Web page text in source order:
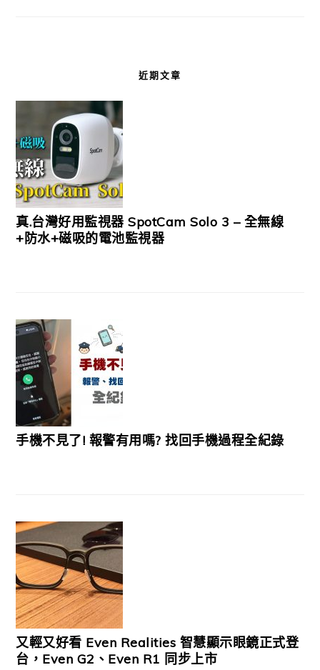
近期文章
真.台灣好用監視器 SpotCam Solo 3 – 全無線
+防水+磁吸的電池監視器
手機不見了! 報警有用嗎? 找回手機過程全紀錄
又輕又好看 Even Realities 智慧顯示眼鏡正式登
台，Even G2、Even R1 同步上市